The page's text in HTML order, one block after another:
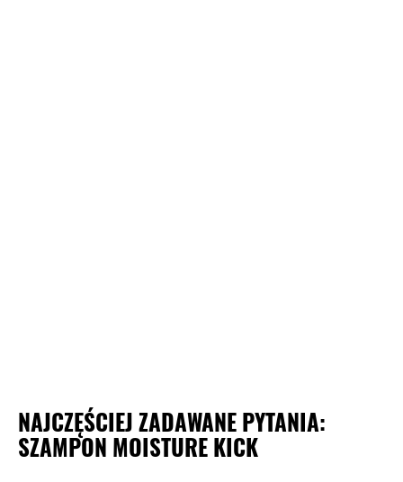
NAJCZĘŚCIEJ ZADAWANE PYTANIA:
SZAMPON MOISTURE KICK